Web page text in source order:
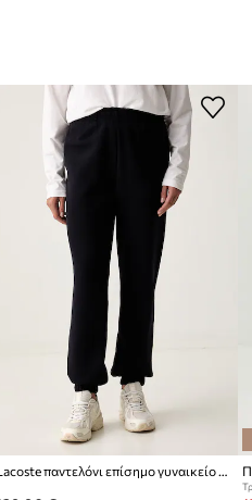
με βαμβάκι, προσφέροντας
εφαρμογή και επιτρέπει την
επιτρέποντας την ατομική
για την αποθήκευση
το οποίο προσδίδει στο προϊόν